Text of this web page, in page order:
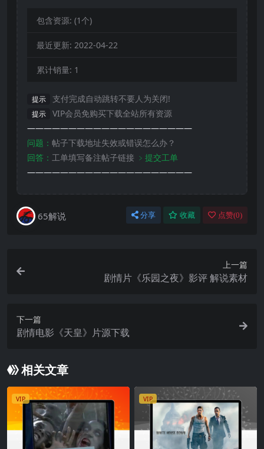
包含资源: (1个)
最近更新: 2022-04-22
累计销量: 1
提示 支付完成自动跳转不要人为关闭!
提示
VIP会员免购买下载全站所有资源
————————————————————
问题： 帖子下载地址失效或错误怎么办？
回答： 工单填写备注帖子链接 ﹥提交工单
————————————————————
65解说 分享 收藏 点赞(0)
上一篇
剧情片《乐园之夜》影评 解说素材
下一篇
剧情电影《天皇》片源下载
相关文章
VIP VIP